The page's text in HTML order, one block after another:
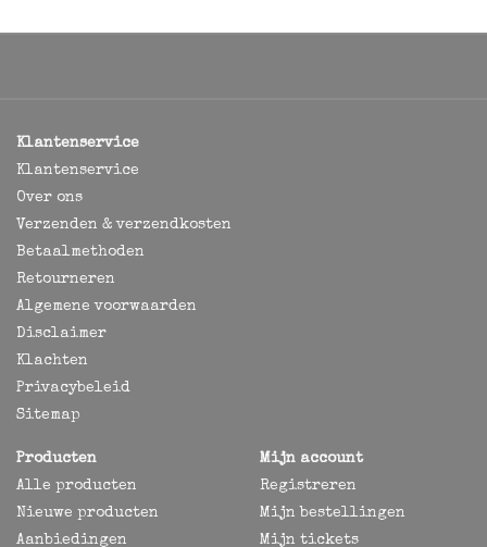
Klantenservice
Klantenservice
Over ons
Verzenden & verzendkosten
Betaalmethoden
Retourneren
Algemene voorwaarden
Disclaimer
Klachten
Privacybeleid
Sitemap
Producten
Alle producten
Nieuwe producten
Aanbiedingen
Mijn account
Registreren
Mijn bestellingen
Mijn tickets